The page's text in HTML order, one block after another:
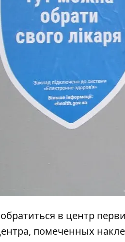
в центр
помеченных